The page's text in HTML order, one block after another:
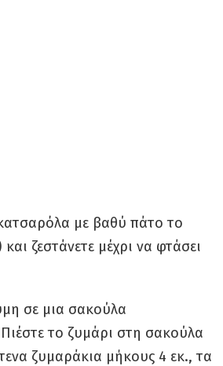
με βαθύ πάτο το
ζεστάνετε μέχρι να φτάσει
σε μια σακούλα
το ζυμάρι στη σακούλα
ζυμαράκια μήκους 4 εκ., τα